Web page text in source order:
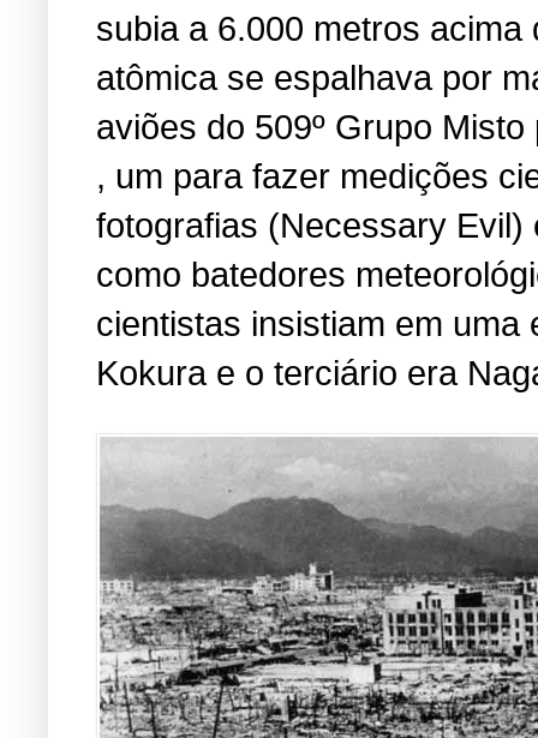
subia a 6.000 metros
atômica se espalhava por
aviões do 509º Grupo
, um para fazer medições
fotografias (Necessary
como batedores
cientistas insistiam em
Kokura e o terciário era